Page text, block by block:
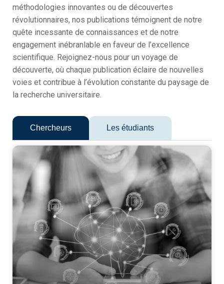
méthodologies innovantes ou de découvertes
révolutionnaires, nos publications témoignent de notre
quête incessante de connaissances et de notre
engagement inébranlable en faveur de l’excellence
scientifique. Rejoignez-nous pour un voyage de
découverte, où chaque publication éclaire de nouvelles
voies et contribue à l’évolution constante du paysage de
la recherche universitaire.
Chercheurs Les étudiants